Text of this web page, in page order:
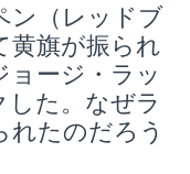
ン（レッドブ
黄旗が振られ
ージ・ラッ
た。なぜラ
れたのだろう